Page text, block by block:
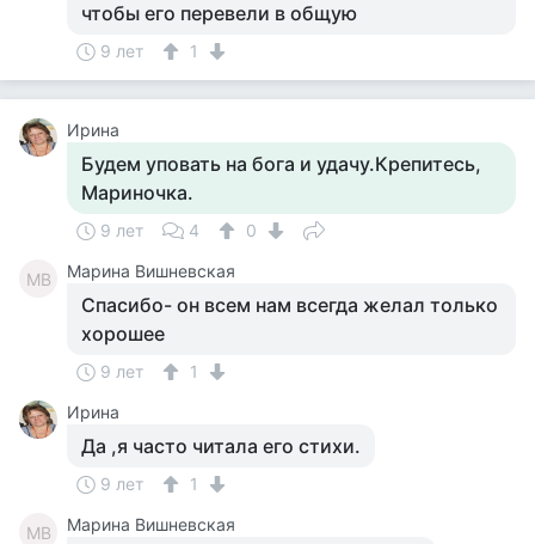
чтобы его перевели в общую
9 лет 1
Ирина
Будем уповать на бога и удачу.Крепитесь,
Мариночка.
9 лет 4 0
МВ Марина Вишневская
Спасибо- он всем нам всегда желал только
хорошее
9 лет
1
Ирина
Да ,я часто читала его стихи.
9 лет 1
МВ Марина Вишневская